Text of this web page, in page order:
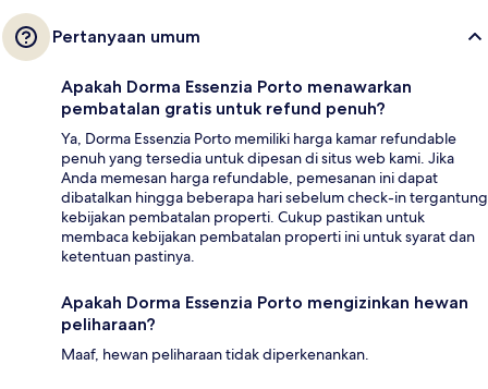
Pertanyaan umum
Apakah Dorma Essenzia Porto menawarkan
pembatalan gratis untuk refund penuh?
Ya, Dorma Essenzia Porto memiliki harga kamar refundable
penuh yang tersedia untuk dipesan di situs web kami. Jika
Anda memesan harga refundable, pemesanan ini dapat
dibatalkan hingga beberapa hari sebelum check-in tergantung
kebijakan pembatalan properti. Cukup pastikan untuk
membaca kebijakan pembatalan properti ini untuk syarat dan
ketentuan pastinya.
Apakah Dorma Essenzia Porto mengizinkan hewan
peliharaan?
Maaf, hewan peliharaan tidak diperkenankan.